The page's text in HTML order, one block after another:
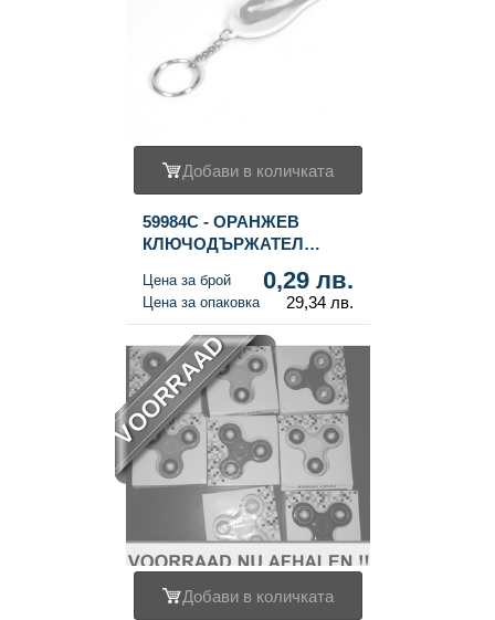
Добави в количката
59984C - ОРАНЖЕВ
КЛЮЧОДЪРЖАТЕЛ
Цена за брой 0,29 лв.
Цена за опаковка 29,34 лв.
VOORRAAD
Добави в количката